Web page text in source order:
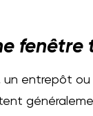
fenêtre
un entrepôt